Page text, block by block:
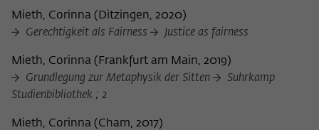
Mieth, Corinna ( Ditzingen, 2020)
Gerechtigkeit als Fairness
Justice as fairness
Mieth, Corinna ( Frankfurt am Main, 2019)
Grundlegung zur Metaphysik der Sitten
Suhrkamp
Studienbibliothek ; 2
Mieth, Corinna (Cham, 2017)